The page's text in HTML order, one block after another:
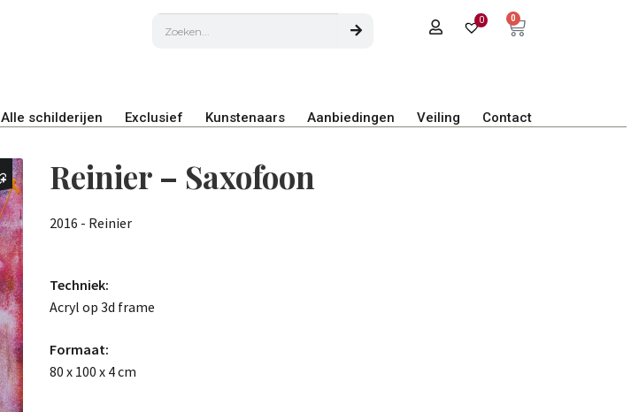
0 0
Alle schilderijen Exclusief Kunstenaars Aanbiedingen Veiling Contact
Reinier – Saxofoon
2016 - Reinier
Techniek:
Acryl op 3d frame
Formaat:
80 x 100 x 4 cm